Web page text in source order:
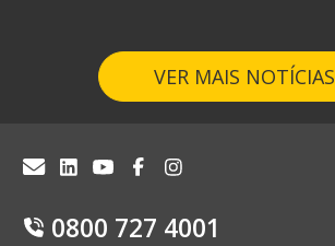
VER MAIS NOTÍCIAS
0800 727 4001